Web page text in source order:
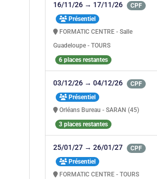
16/11/26 → 17/11/26
CPF
Présentiel
FORMATIC CENTRE - Salle
Guadeloupe - TOURS
6 places restantes
03/12/26 → 04/12/26
CPF
Présentiel
Orléans Bureau - SARAN (45)
3 places restantes
25/01/27 → 26/01/27
CPF
Présentiel
FORMATIC CENTRE - TOURS